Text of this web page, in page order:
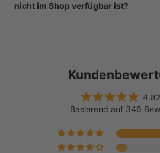
nicht im Shop verfügbar ist?
Basierend auf 346